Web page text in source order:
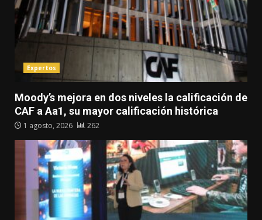
Expertos
Moody’s mejora en dos niveles la calificación de
CAF a Aa1, su mayor calificación histórica
1 agosto, 2026 262